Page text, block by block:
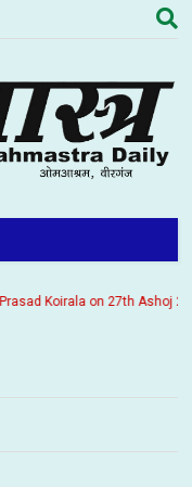
Koirala on 27th Ashoj